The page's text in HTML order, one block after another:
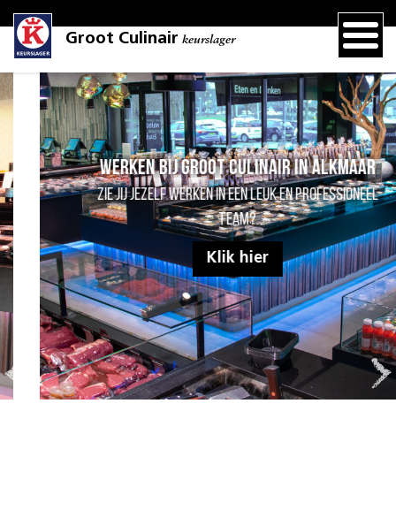
Groot Culinair keurslager
Werken bij Groot Culinair in Alkmaar
Zie jij jezelf werken in een leuk en professioneel
team?
Klik hier